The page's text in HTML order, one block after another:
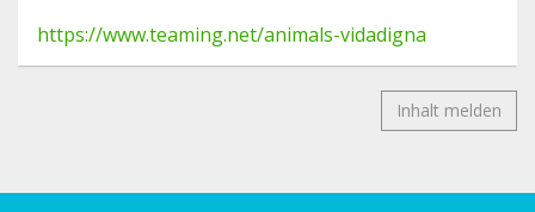
https://www.teaming.net/animals-vidadigna
Inhalt melden